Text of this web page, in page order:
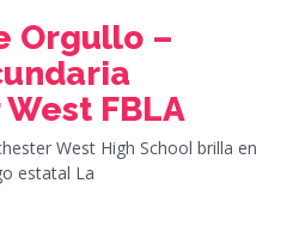
Orgullo –
FBLA
West High School brilla en
estatal La